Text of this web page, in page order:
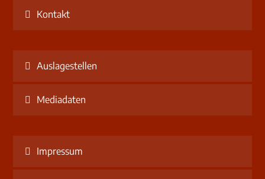
Kontakt
Auslagestellen
Mediadaten
Impressum